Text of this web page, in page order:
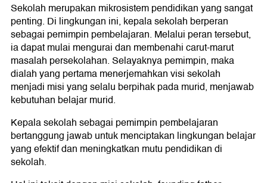
Sekolah merupakan mikrosistem pendidikan yang sangat
penting. Di lingkungan ini, kepala sekolah berperan
sebagai pemimpin pembelajaran. Melalui peran tersebut,
ia dapat mulai mengurai dan membenahi carut-marut
masalah persekolahan. Selayaknya pemimpin, maka
dialah yang pertama menerjemahkan visi sekolah
menjadi misi yang selalu berpihak pada murid, menjawab
kebutuhan belajar murid.
Kepala sekolah sebagai pemimpin pembelajaran
bertanggung jawab untuk menciptakan lingkungan belajar
yang efektif dan meningkatkan mutu pendidikan di
sekolah.